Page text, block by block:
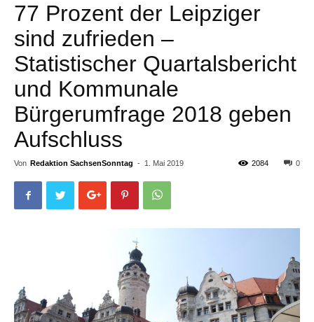
77 Prozent der Leipziger
sind zufrieden –
Statistischer Quartalsbericht
und Kommunale
Bürgerumfrage 2018 geben
Aufschluss
Von Redaktion SachsenSonntag - 1. Mai 2019 0
2084